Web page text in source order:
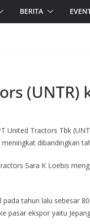
BERITA
United Tractors Tbk
dibandingkan
Sara K Loebis
pada tahun lalu sebesar
pasar ekspor yaitu